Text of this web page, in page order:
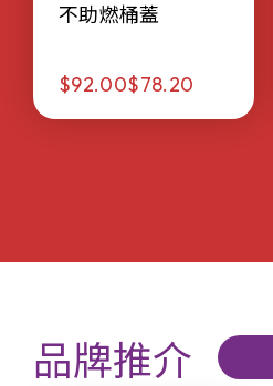
不助燃桶蓋
$92.00$78.20
品牌推介